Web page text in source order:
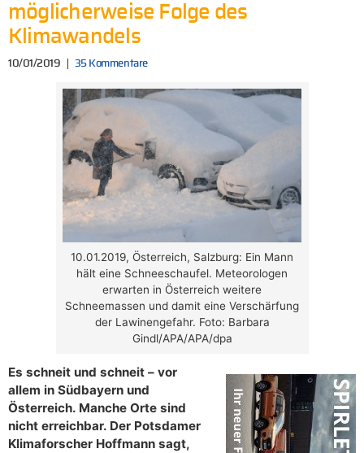
möglicherweise Folge des
Klimawandels
10/01/2019 35 Kommentare
10.01.2019, Österreich, Salzburg: Ein Mann
hält eine Schneeschaufel. Meteorologen
erwarten in Österreich weitere
Schneemassen und damit eine Verschärfung
der Lawinengefahr. Foto: Barbara
Gindl/APA/APA/dpa
Es schneit und schneit – vor
allem in Südbayern und
Österreich. Manche Orte sind
nicht erreichbar. Der Potsdamer
Klimaforscher Hoffmann sagt,